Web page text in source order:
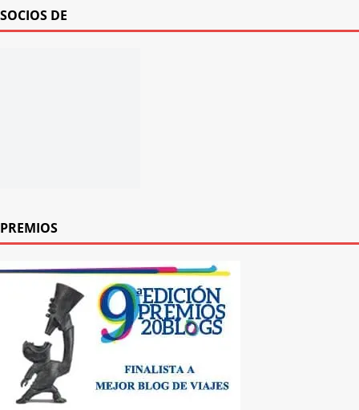
SOCIOS DE
PREMIOS